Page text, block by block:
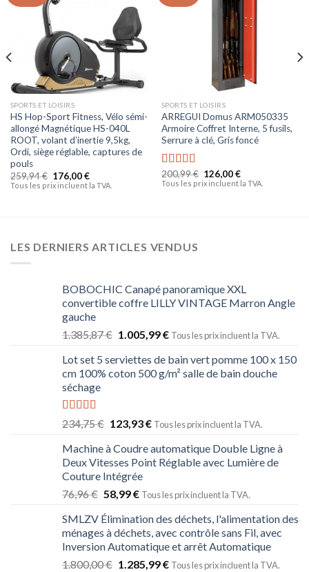
d’envies
SPORTS ET LOISIRS
HS Hop-Sport Fitness, Vélo sémi-
allongé Magnétique HS-040L
ROOT, volant d’inertie 9,5kg,
Ordi, siège réglable, captures de
pouls
259,94€ 176,00€
Tous les prix incluent la TVA.
SPORTS ET LOISIRS
ARREGUI Domus ARM050335
Armoire Coffret Interne, 5 fusils,
Serrure à clé, Gris foncé
Note5.00
sur 5
200,99€ 126,00€
Tous les prix incluent la TVA.
LES DERNIERS ARTICLES VENDUS
BOBOCHIC Canapé panoramique XXL
convertible coffre LILLY VINTAGE Marron Angle
gauche
1.385,87€ 1.005,99€ Tous les prix incluent la TVA.
Lot set 5 serviettes de bain vert pomme 100 x 150
cm 100% coton 500 g/m² salle de bain douche
séchage
Note5.00
sur 5
234,75€ 123,93€ Tous les prix incluent la TVA.
Machine à Coudre automatique Double Ligne à
Deux Vitesses Point Réglable avec Lumière de
Couture Intégrée
76,96€ 58,99€ Tous les prix incluent la TVA.
SMLZV Élimination des déchets, l'alimentation des
ménages à déchets, avec contrôle sans Fil, avec
Inversion Automatique et arrêt Automatique
1.800,00€ 1.285,99€ Tous les prix incluent la TVA.